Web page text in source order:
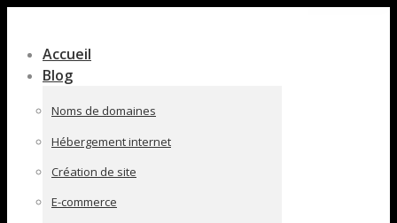
pleine
largeur
Accueil
Blog
Noms de domaines
Hébergement internet
Création de site
E-commerce